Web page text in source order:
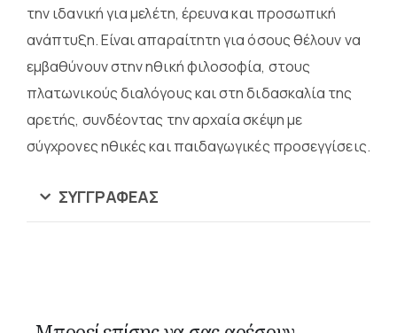
την ιδανική για μελέτη, έρευνα και προσωπική
ανάπτυξη. Είναι απαραίτητη για όσους θέλουν να
εμβαθύνουν στην ηθική φιλοσοφία, στους
πλατωνικούς διαλόγους και στη διδασκαλία της
αρετής, συνδέοντας την αρχαία σκέψη με
σύγχρονες ηθικές και παιδαγωγικές προσεγγίσεις.
ΣΥΓΓΡΑΦΈΑΣ